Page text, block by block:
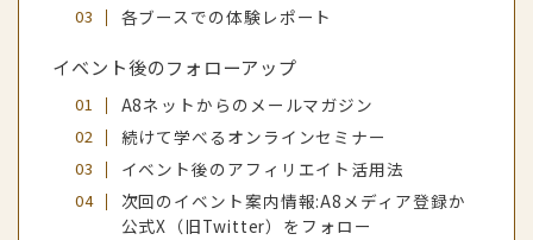
各ブースでの体験レポート
イベント後のフォローアップ
A8ネットからのメールマガジン
続けて学べるオンラインセミナー
イベント後のアフィリエイト活用法
次回のイベント案内情報:A8メディア登録か
公式X（旧Twitter）をフォロー